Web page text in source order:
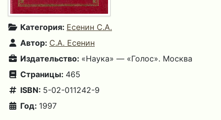
Категория: Есенин С.А.
Автор: С.А. Есенин
Издательство: «Наука» — «Голос». Москва
Страницы: 465
ISBN: 5-02-011242-9
Год: 1997